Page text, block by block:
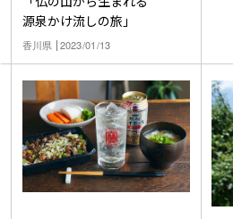
源泉かけ流しの旅」
香川県 2023/01/13